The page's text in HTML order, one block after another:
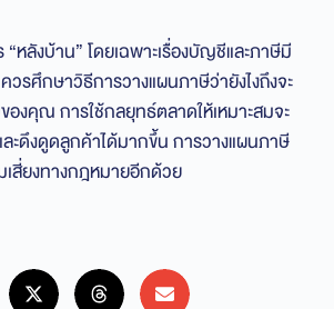
หลังบ้าน” โดยเฉพาะเรื่องบัญชีและภาษีมี
รศึกษาวิธีการวางแผนภาษีว่ายังไงถึงจะ
องคุณ การใช้กลยุทธ์ตลาดให้เหมาะสมจะ
ะดึงดูดลูกค้าได้มากขึ้น การวางแผนภาษี
สี่ยงทางกฎหมายอีกด้วย